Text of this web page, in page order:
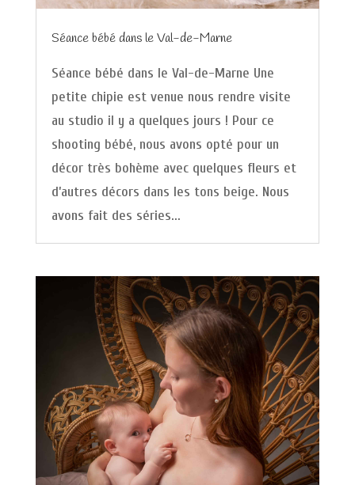
Séance bébé dans le Val-de-Marne
Séance bébé dans le Val-de-Marne Une
petite chipie est venue nous rendre visite
au studio il y a quelques jours ! Pour ce
shooting bébé, nous avons opté pour un
décor très bohème avec quelques fleurs et
d’autres décors dans les tons beige. Nous
avons fait des séries...